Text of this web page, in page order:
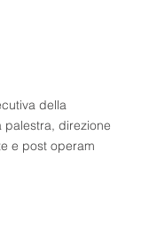
della
direzione
e post operam